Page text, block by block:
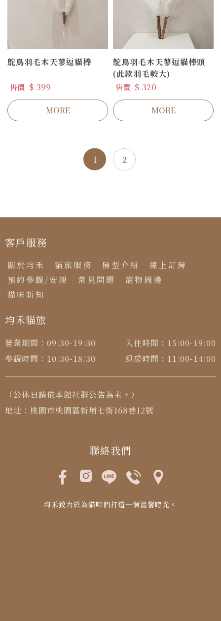
鴕鳥羽毛木天蓼逗貓棒
售價 $ 399
MORE
鴕鳥羽毛木天蓼逗貓棒頭
(此款羽毛較大)
售價 $ 320
MORE
1 2
客戶服務
關於均禾 貓旅服務 房型介紹
線上訂房
預約參觀/安親
常見問題
寵物周邊
貓咪新知
均禾貓旅
營業期間： 09:30-19:30
參觀時間： 10:30-18:30
入住時間： 15:00-19:00
退房時間： 11:00-14:00
（公休日請依本館社群公告為主。）
地址：桃園市桃園區新埔七街168巷12號
聯絡我們
均禾致力於為貓咪們打造一個溫馨時光。